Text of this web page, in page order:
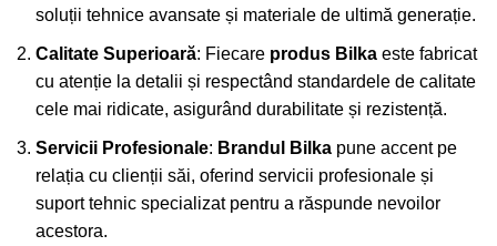
soluții tehnice avansate și materiale de ultimă generație.
Calitate Superioară: Fiecare produs Bilka este fabricat
cu atenție la detalii și respectând standardele de calitate
cele mai ridicate, asigurând durabilitate și rezistență.
Servicii Profesionale: Brandul Bilka pune accent pe
relația cu clienții săi, oferind servicii profesionale și
suport tehnic specializat pentru a răspunde nevoilor
acestora.